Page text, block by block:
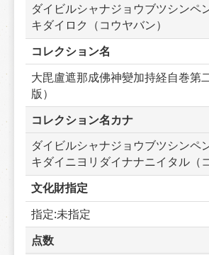
ダイビルシャナジョウブツシンペ
キダイロク（コウヤバン）
コレクション名
大毘盧遮那成佛神變加持経自巻第
版）
コレクション名カナ
ダイビルシャナジョウブツシンペ
キダイニヨリダイナナニイタル（
文化財指定
指定:未指定
点数